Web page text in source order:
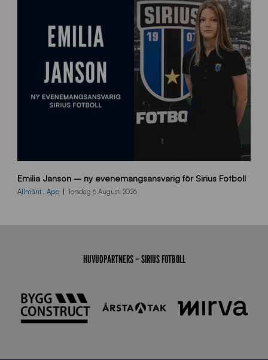
0
0
Emilia Janson – ny evenemangsansvarig för Sirius Fotboll
Allmänt App Torsdag 6 Augusti 2026
HUVUDPARTNERS – SIRIUS FOTBOLL